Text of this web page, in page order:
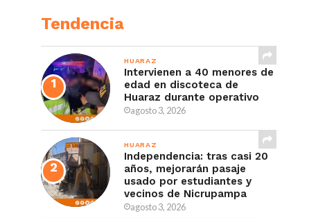
Tendencia
HUARAZ
Intervienen a 40 menores de
edad en discoteca de
Huaraz durante operativo
agosto 3, 2026
HUARAZ
Independencia: tras casi 20
años, mejorarán pasaje
usado por estudiantes y
vecinos de Nicrupampa
agosto 3, 2026